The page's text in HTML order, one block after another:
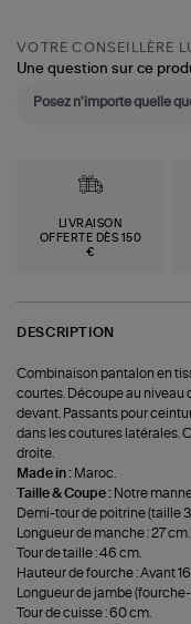
VOTRE CONSEILLÈRE
Une question sur ce
LIVRAISON
OFFERTE DÈS 150
€
DESCRIPTION
Combinaison pantalon en
courtes. Découpe au niveau
devant. Passants pour
dans les coutures latérales.
droite.
Made in : Maroc.
Taille & Coupe : Notre
Demi-tour de poitrine (taille
Longueur de manche : 27 cm.
Tour de taille : 46 cm.
Hauteur de fourche : Avant
Longueur de jambe
Tour de cuisse : 60 cm.